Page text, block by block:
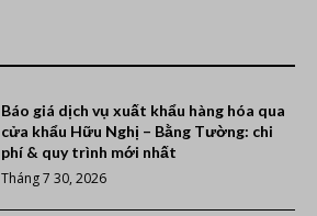
Báo giá dịch vụ xuất khẩu hàng hóa qua
cửa khẩu Hữu Nghị – Bằng Tường: chi
phí & quy trình mới nhất
Tháng 7 30, 2026